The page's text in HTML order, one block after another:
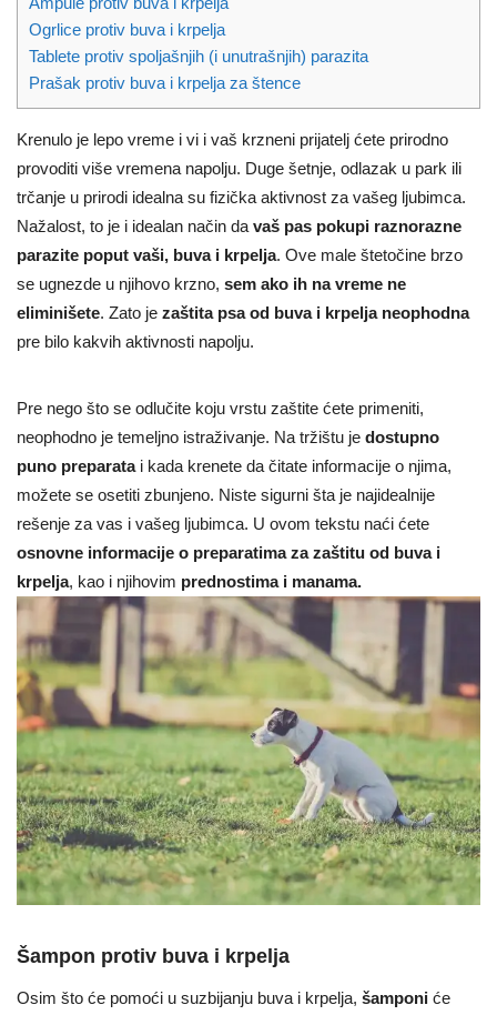
Ogrlice protiv buva i krpelja
Tablete protiv spoljašnjih (i unutrašnjih) parazita
Prašak protiv buva i krpelja za štence
Krenulo je lepo vreme i vi i vaš krzneni prijatelj ćete prirodno
provoditi više vremena napolju. Duge šetnje, odlazak u park ili
trčanje u prirodi idealna su fizička aktivnost za vašeg ljubimca.
Nažalost, to je i idealan način da vaš pas pokupi raznorazne
parazite poput vaši, buva i krpelja. Ove male štetočine brzo
se ugnezde u njihovo krzno, sem ako ih na vreme ne
eliminišete. Zato je zaštita psa od buva i krpelja neophodna
pre bilo kakvih aktivnosti napolju.
Pre nego što se odlučite koju vrstu zaštite ćete primeniti,
neophodno je temeljno istraživanje. Na tržištu je dostupno
puno preparatai kada krenete da čitate informacije o njima,
možete se osetiti zbunjeno. Niste sigurni šta je najidealnije
rešenje za vas i vašeg ljubimca. U ovom tekstu naći ćete
osnovne informacije o preparatima za zaštitu od buva i
krpelja, kao i njihovim prednostima i manama.
Šampon protiv buva i krpelja
Osim što će pomoći u suzbijanju buva i krpelja, šamponi će